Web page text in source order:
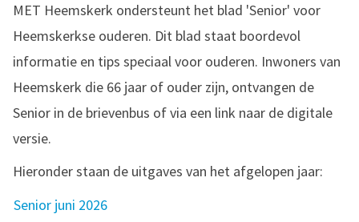
MET Heemskerk ondersteunt het blad 'Senior' voor
Heemskerkse ouderen. Dit blad staat boordevol
informatie en tips speciaal voor ouderen. Inwoners van
Heemskerk die 66 jaar of ouder zijn, ontvangen de
Senior in de brievenbus of via een link naar de digitale
versie.
Hieronder staan de uitgaves van het afgelopen jaar:
Senior juni 2026